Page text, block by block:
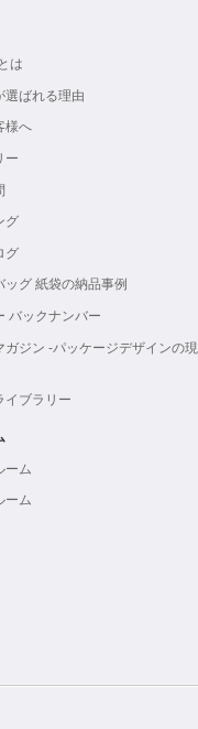
は
選ばれる理由
様へ
ー
グ
グ
ッグ 紙袋の納品事例
バックナンバー
ガジン -パッケージデザインの現
イブラリー
ーム
ーム